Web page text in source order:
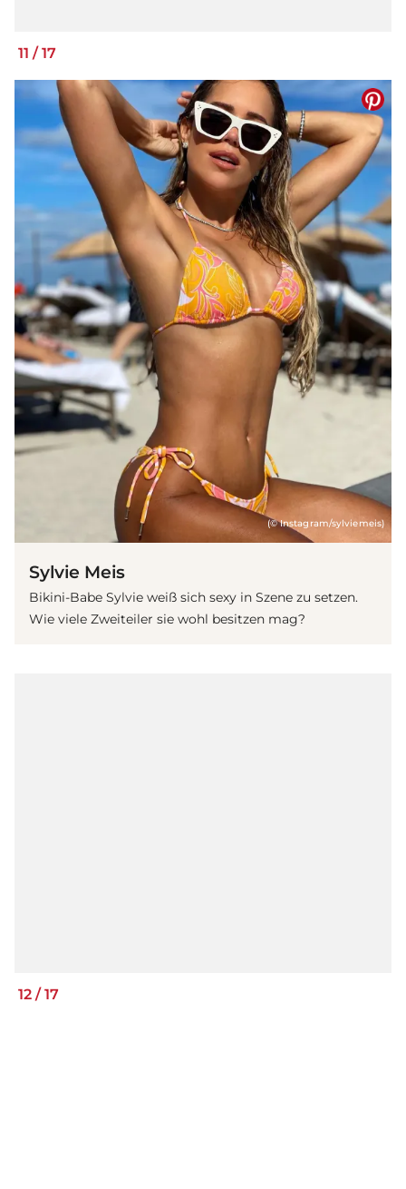
11 /17
(© Instagram/sylviemeis)
Sylvie Meis
Bikini-Babe Sylvie weiß sich sexy in Szene zu setzen.
Wie viele Zweiteiler sie wohl besitzen mag?
12 /17